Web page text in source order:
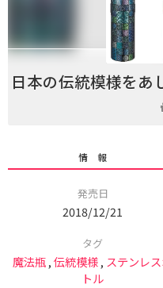
日本の伝統模様をあ
情 報
発売日
2018/12/21
タグ
魔法瓶,伝統模様, ステンレ
トル